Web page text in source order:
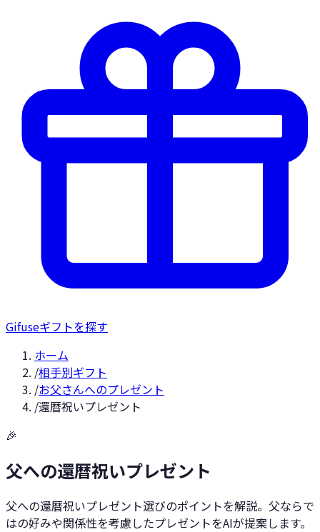
Gifuseギフトを探す
ホーム
/相手別ギフト
/お父さんへのプレゼント
/還暦祝いプレゼント
🎉
父への還暦祝いプレゼント
父への還暦祝いプレゼント選びのポイントを解説。父ならで
はの好みや関係性を考慮したプレゼントをAIが提案します。